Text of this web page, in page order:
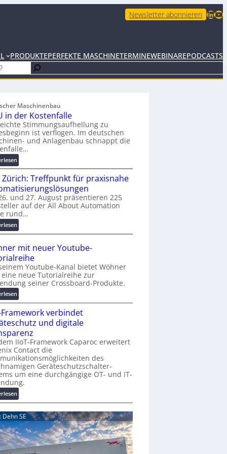
Newsletter abonnieren LinkedIn YouTube
PRODUKTEPERFEKTE MASCHINETERMINEWEBINAREPODCASTS
Maschinenbau
in der Kostenfalle
Stimmungsaufhellung zu
ist verflogen. Im deutschen
und Anlagenbau schnappt die
:
K
M
U
i
n
d
r
o
s
t
e
n
f
a
l
l
e
Zürich: Treffpunkt für praxisnahe
und 27. August präsentieren 225
auf der All About Automation
rund…
:
A
A
Z
ü
r
i
c
:
T
r
e
f
f
p
u
n
k
f
ü
r
p
mit neuer Youtube-
Youtube-Kanal bietet Wöhner
neue Tutorialreihe zur
seiner Crossboard-Produkte.
:
W
ö
h
n
e
r
m
i
t
n
e
u
e
r
Y
o
u
Framework verbindet
und digitale
IIoT-Framework Caparoc erweitert
Contact die
des
Geräteschutzschalter-
um eine durchgängige OT- und IT-
:
I
I
o
T
-
F
Dehn SE